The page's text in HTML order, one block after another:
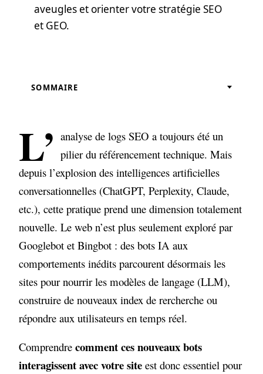
aveugles et orienter votre stratégie SEO
et GEO.
SOMMAIRE
Les trois grandes familles de bots IA qui
explorent le web
L’ analyse de logs SEO a toujours été un
pilier du référencement technique. Mais
depuis l’explosion des intelligences artificielles
conversationnelles (ChatGPT, Perplexity, Claude,
etc.), cette pratique prend une dimension totalement
nouvelle. Le web n’est plus seulement exploré par
Googlebot et Bingbot : des bots IA aux
comportements inédits parcourent désormais les
sites pour nourrir les modèles de langage (LLM),
construire de nouveaux index de rercherche ou
répondre aux utilisateurs en temps réel.
Comprendrecomment ces nouveaux bots
interagissent avec votre site est donc essentiel pour